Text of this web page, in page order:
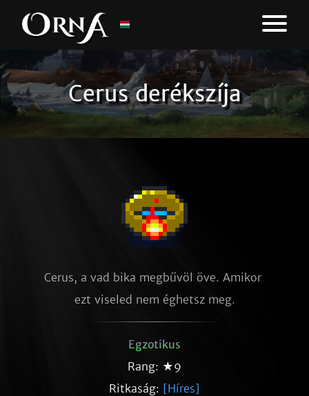
Cerus derékszíja
Cerus, a vad bika megbűvöl öve. Amikor
ezt viseled nem éghetsz meg.
Egzotikus
Rang: ★9
Ritkaság: [Híres]